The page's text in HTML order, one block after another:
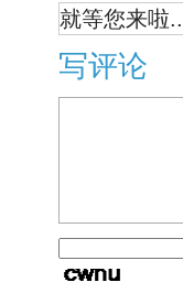
就等您来啦
写评论